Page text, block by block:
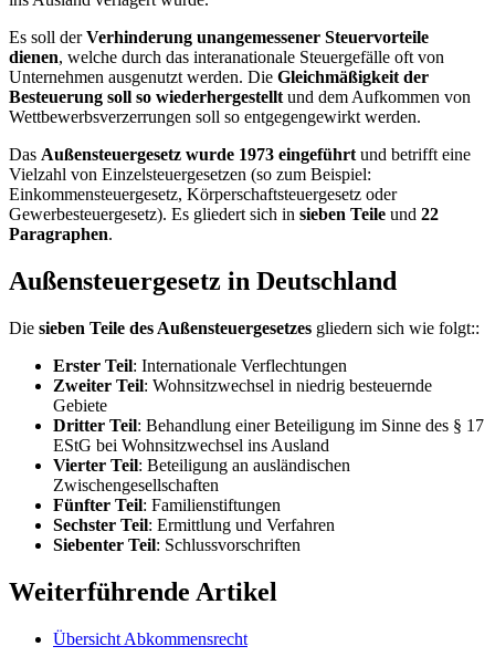
Es soll derVerhinderung unangemessener Steuervorteile
dienen, welche durch das interanationale Steuergefälle oft von
Unternehmen ausgenutzt werden. Die Gleichmäßigkeit der
Besteuerung soll so wiederhergestellt und dem Aufkommen von
Wettbewerbsverzerrungen soll so entgegengewirkt werden.
Das Außensteuergesetz wurde 1973 eingeführt und betrifft eine
Vielzahl von Einzelsteuergesetzen (so zum Beispiel:
Einkommensteuergesetz, Körperschaftsteuergesetz oder
Gewerbesteuergesetz). Es gliedert sich in sieben Teile und 22
Paragraphen.
Außensteuergesetz in Deutschland
Die sieben Teile des Außensteuergesetzes gliedern sich wie folgt::
Erster Teil: Internationale Verflechtungen
Zweiter Teil: Wohnsitzwechsel in niedrig besteuernde
Gebiete
Dritter Teil: Behandlung einer Beteiligung im Sinne des § 17
EStG bei Wohnsitzwechsel ins Ausland
Vierter Teil: Beteiligung an ausländischen
Zwischengesellschaften
Fünfter Teil: Familienstiftungen
Sechster Teil: Ermittlung und Verfahren
Siebenter Teil: Schlussvorschriften
Weiterführende Artikel
Übersicht Abkommensrecht